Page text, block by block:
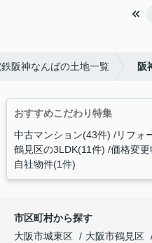
阪神なんばの土地一覧 阪
おすすめこだわり特集
中古マンション(43件) リフォ
鶴見区の3LDK(11件) 価格変
自社物件(1件)
市区町村から探す
大阪市城東区
大阪市鶴見区